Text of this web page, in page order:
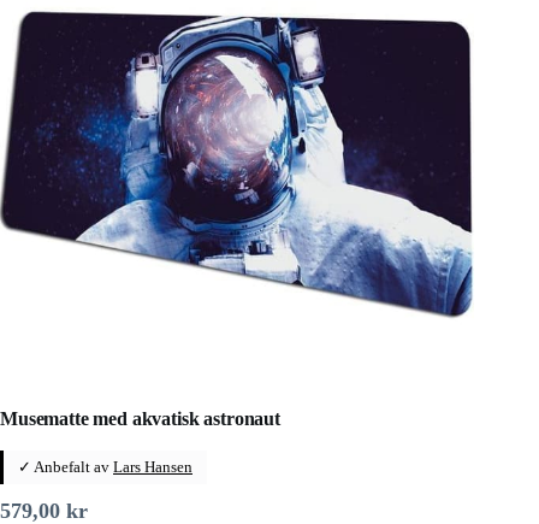
Musematte med akvatisk astronaut
✓ Anbefalt av Lars Hansen
579,00 kr